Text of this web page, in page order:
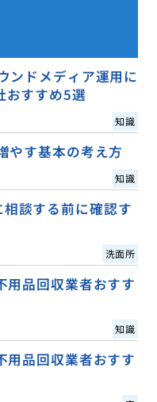
ンドメディア運用に
おすすめ5選
知識
やす基本の考え方
知識
談する前に確認す
洗面所
用品回収業者おすす
知識
用品回収業者おすす